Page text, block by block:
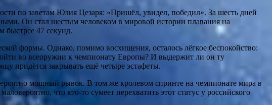
по заветам Юлия Цезаря: «Пришёл, увидел, победил». За шесть дней
Он стал шестым человеком в мировой истории плавания на
быстрее 47 секунд.
формы. Однако, помимо восхищения, осталось лёгкое беспокойство:
во всеоружии к чемпионату Европы? И выдержит ли он ту
придётся закрывать ещё четыре эстафеты.
мощный рывок. В том же кролевом спринте на чемпионате мира в
что кто‑то сумеет перехватить этот статус у российского